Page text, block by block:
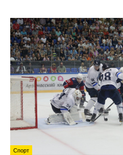
Спорт